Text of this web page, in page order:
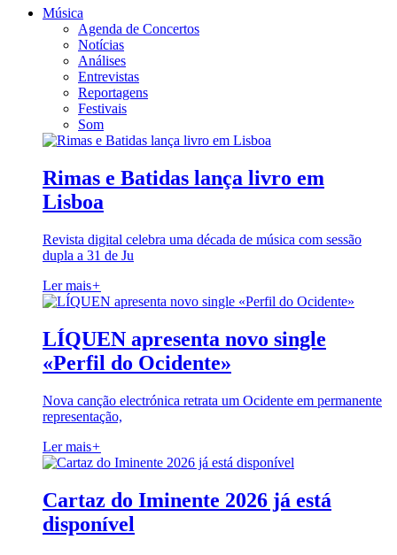
Música
Agenda de Concertos
Notícias
Análises
Entrevistas
Reportagens
Festivais
Som
Rimas e Batidas lança livro em
Lisboa
Revista digital celebra uma década de música com sessão
dupla a 31 de Ju
Ler mais+
LÍQUEN apresenta novo single
«Perfil do Ocidente»
Nova canção electrónica retrata um Ocidente em permanente
representação,
Ler mais+
Cartaz do Iminente 2026 já está
disponível